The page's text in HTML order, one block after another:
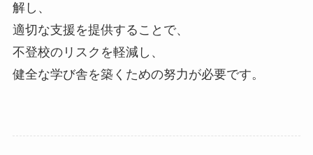
解し、
適切な支援を提供することで、
不登校のリスクを軽減し、
健全な学び舎を築くための努力が必要です。